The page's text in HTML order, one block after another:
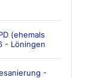
(ehemals
- Löningen
-